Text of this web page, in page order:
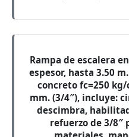
Rampa de escalera
espesor, hasta 3.50
concreto fc=250 kg/
mm. (3/4″), incluye:
descimbra,
refuerzo de 3/8″